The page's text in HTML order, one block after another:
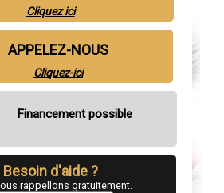
Cliquez ici
APPELEZ-NOUS
Cliquez-ici
Financement possible
Besoin d'aide ?
rappellons gratuitement.